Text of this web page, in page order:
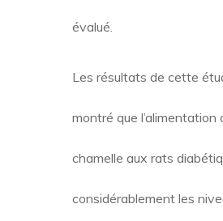
évalué.
Les résultats de cette
montré que l’alimentation
chamelle aux rats
considérablement les